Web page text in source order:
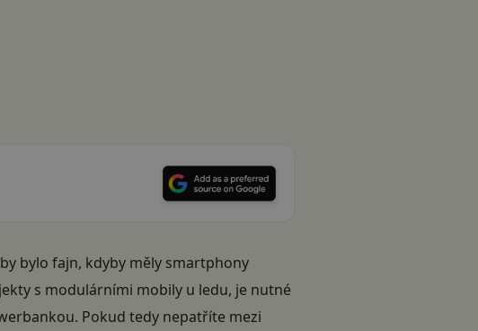
bylo fajn, kdyby měly smartphony
s modulárními mobily u ledu, je nutné
Pokud tedy nepatříte mezi